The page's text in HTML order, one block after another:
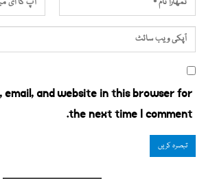
email, and website in this browser for
the next time I comment.